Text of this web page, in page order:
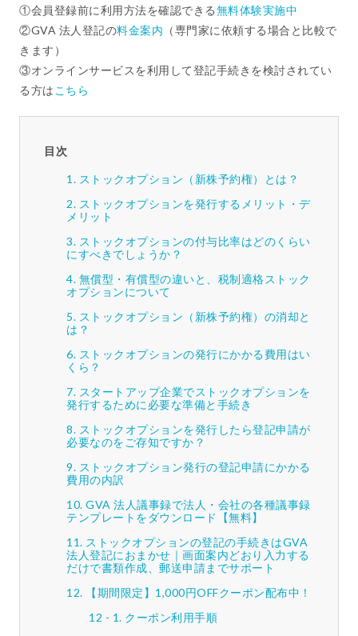
①会員登録前に利用方法を確認できる無料体験実施中
②GVA 法人登記の料金案内 （専門家に依頼する場合と比較で
きます）
③オンラインサービスを利用して登記手続きを検討されてい
る方は こちら
目次
ストックオプション（新株予約権）とは？
ストックオプションを発行するメリット・デ
メリット
ストックオプションの付与比率はどのくらい
にすべきでしょうか？
無償型・有償型の違いと、税制適格ストック
オプションについて
ストックオプション（新株予約権）の消却と
は？
ストックオプションの発行にかかる費用はい
くら？
スタートアップ企業でストックオプションを
発行するために必要な準備と手続き
ストックオプションを発行したら登記申請が
必要なのをご存知ですか？
ストックオプション発行の登記申請にかかる
費用の内訳
GVA 法人議事録で法人・会社の各種議事録
テンプレートをダウンロード【無料】
ストックオプションの登記の手続きはGVA
法人登記におまかせ｜画面案内どおり入力する
だけで書類作成、郵送申請までサポート
【期間限定】1,000円OFFクーポン配布中！
クーポン利用手順